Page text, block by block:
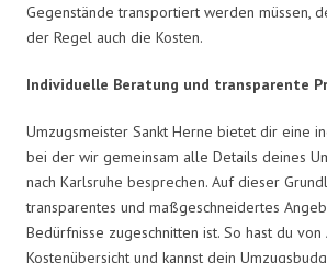
Gegenstände transportiert werden müssen,
der Regel auch die Kosten.
Individuelle Beratung und transparente
Umzugsmeister Sankt Herne bietet dir eine
bei der wir gemeinsam alle Details deines
nach Karlsruhe besprechen. Auf dieser
transparentes und maßgeschneidertes
Bedürfnisse zugeschnitten ist. So hast du
Kostenübersicht und kannst dein